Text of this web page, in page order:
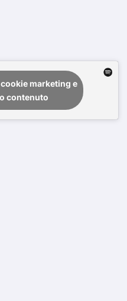
marketing e
contenuto